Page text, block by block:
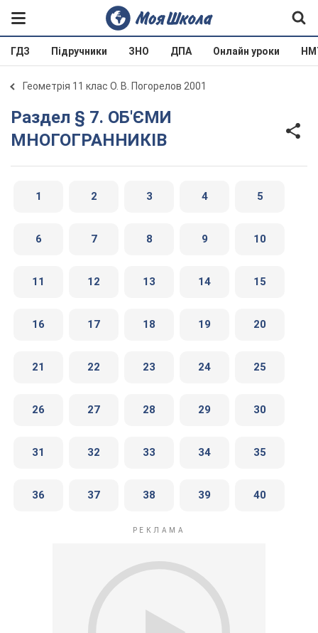
ГДЗ Підручники ЗНО ДПА Онлайн уроки
Геометрія 11 клас О. В. Погорелов 2001
Раздел § 7. ОБ'ЄМИ
МНОГОГРАННИКІВ
1 2 3 4 5
6 7 8 9 10
11 12 13 14 15
16 17 18 19 20
21 22 23 24 25
26 27 28 29 30
31 32 33 34 35
36 37 38 39 40